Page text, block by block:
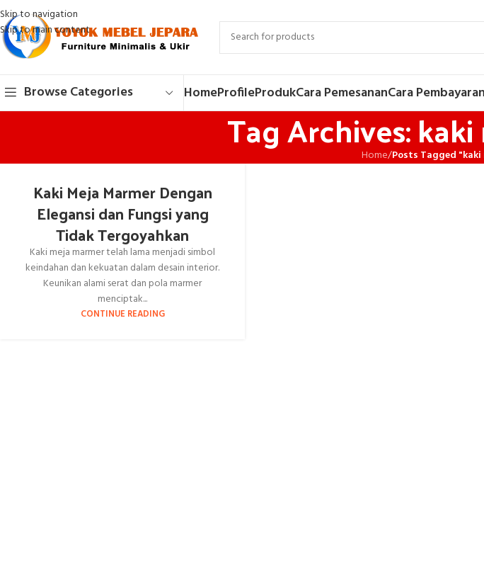
Skip to navigation
Skip to main content
Browse Categories HomeProfileProdukCara PemesananCara Pembayaran
Tag Archives:
Home/Posts Tagged
Kaki Meja Marmer Dengan
Elegansi dan Fungsi yang
Tidak Tergoyahkan
Kaki meja marmer telah lama menjadi simbol
keindahan dan kekuatan dalam desain interior.
Keunikan alami serat dan pola marmer
menciptak...
CONTINUE READING